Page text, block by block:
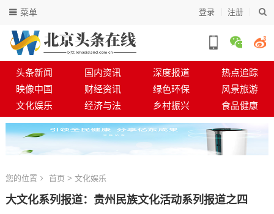
登录 注册
菜单
头条新闻 国内资讯 深度报道
热点追踪
映像中国
财经资讯 绿色环保
风景旅游
文化娱乐
经济与法 乡村振兴 食品健康
您的位置 首页 > 文化娱乐
大文化系列报道：贵州民族文化活动系列报道之四